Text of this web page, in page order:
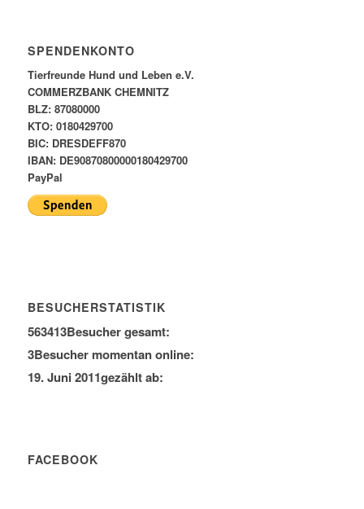
SPENDENKONTO
Tierfreunde Hund und Leben e.V.
COMMERZBANK CHEMNITZ
BLZ: 87080000
KTO: 0180429700
BIC: DRESDEFF870
IBAN: DE90870800000180429700
PayPal
BESUCHERSTATISTIK
563413Besucher gesamt:
3Besucher momentan online:
19. Juni 2011gezählt ab:
FACEBOOK